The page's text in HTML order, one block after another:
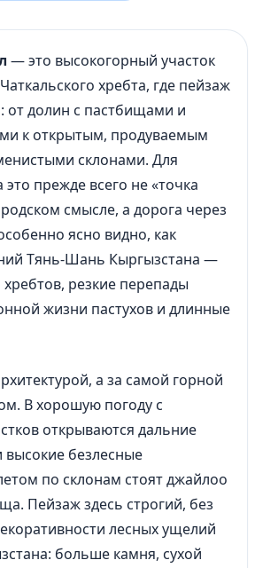
— это высокогорный участок
хребта, где пейзаж
от долин с пастбищами и
к открытым, продуваемым
склонами. Для
прежде всего не «точка
смысле, а дорога через
ясно видно, как
Тянь-Шань Кыргызстана —
резкие перепады
жизни пастухов и длинные
а за самой горной
В хорошую погоду с
открываются дальние
безлесные
по склонам стоят джайлоо
Пейзаж здесь строгий, без
лесных ущелий
больше камня, сухой